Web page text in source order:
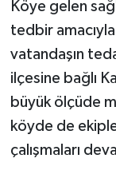
Köye gelen
tedbir amacıyla
vatandaşın
ilçesine bağlı
büyük ölçüde
köyde de
çalışmaları